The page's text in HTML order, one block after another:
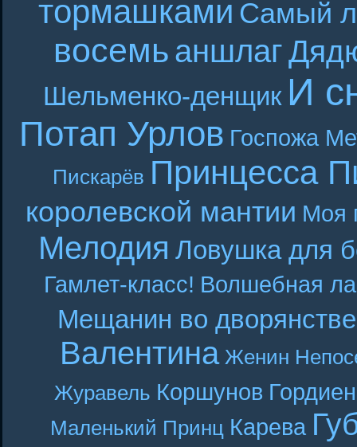
тормашками Самый
восемьаншлаг
Шельменко-денщик И
Потап Урлов Госпожа
Пискарёв Принцесса
королевской мантии Моя
Мелодия Ловушка для
Гамлет-класс! Волшебная
Мещанин во дворянстве
Валентина Женин
Журавель Коршунов
Маленький Принц Карева